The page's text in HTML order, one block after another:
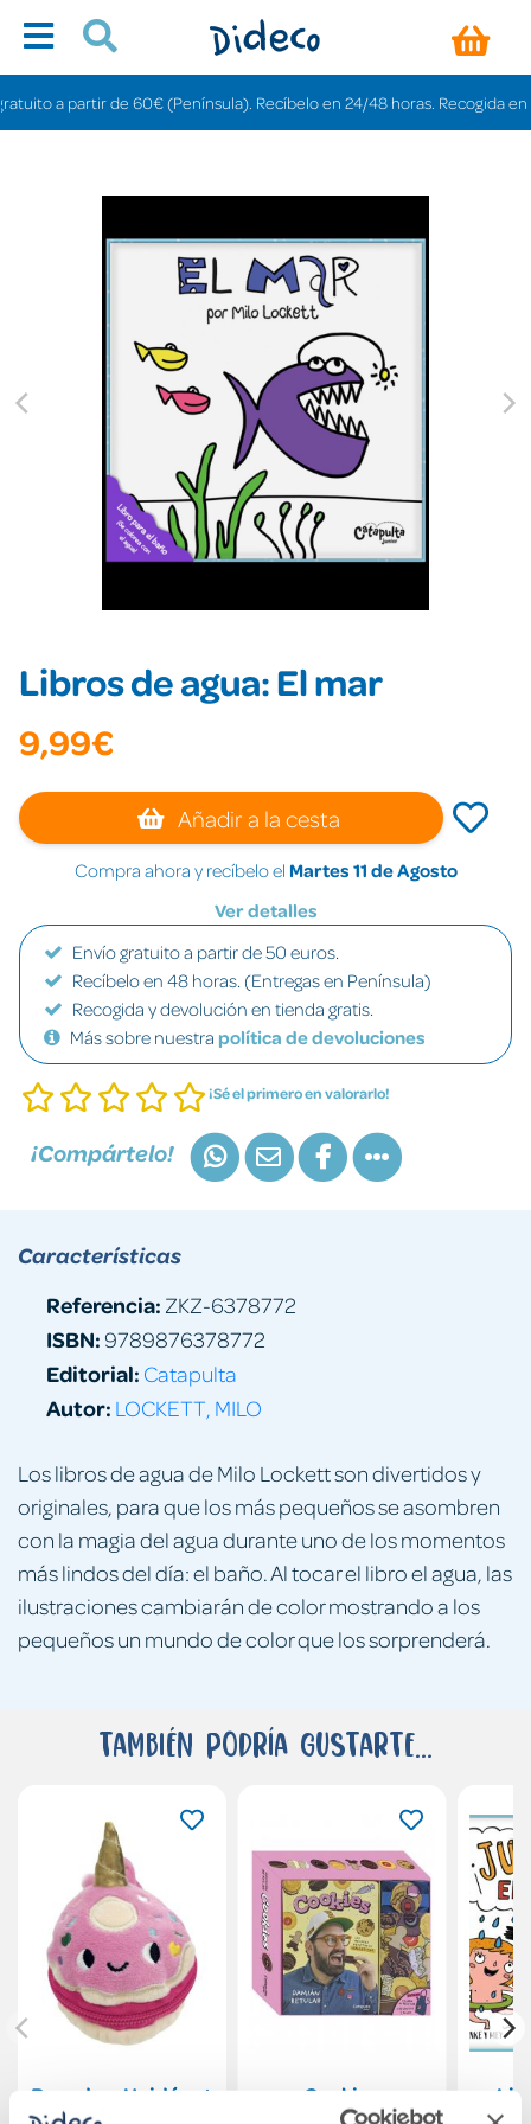
a partir de 60€ (Península). Recíbelo en 24/48 horas. Recogida en
Libros de agua: El mar
9,99€
Añadir a la cesta
Compra ahora y recíbelo el Martes 11 de Agosto
Ver detalles
Envío gratuito a partir de 50 euros.
Recíbelo en 48 horas. (Entregas en Península)
Recogida y devolución en tienda gratis.
Más sobre nuestra política de devoluciones
¡Sé el primero en valorarlo!
¡Compártelo!
Los libros de agua de Milo Lockett son divertidos y
originales, para que los más pequeños se asombren
con la magia del agua durante uno de los momentos
más lindos del día: el baño. Al tocar el libro el agua, las
ilustraciones cambiarán de color mostrando a los
pequeños un mundo de color que los sorprenderá.
Características
Referencia: ZKZ-6378772
ISBN:9789876378772
Editorial: Catapulta
Autor: LOCKETT, MILO
También podría gustarte...
Bocados: Unidónut Cookies